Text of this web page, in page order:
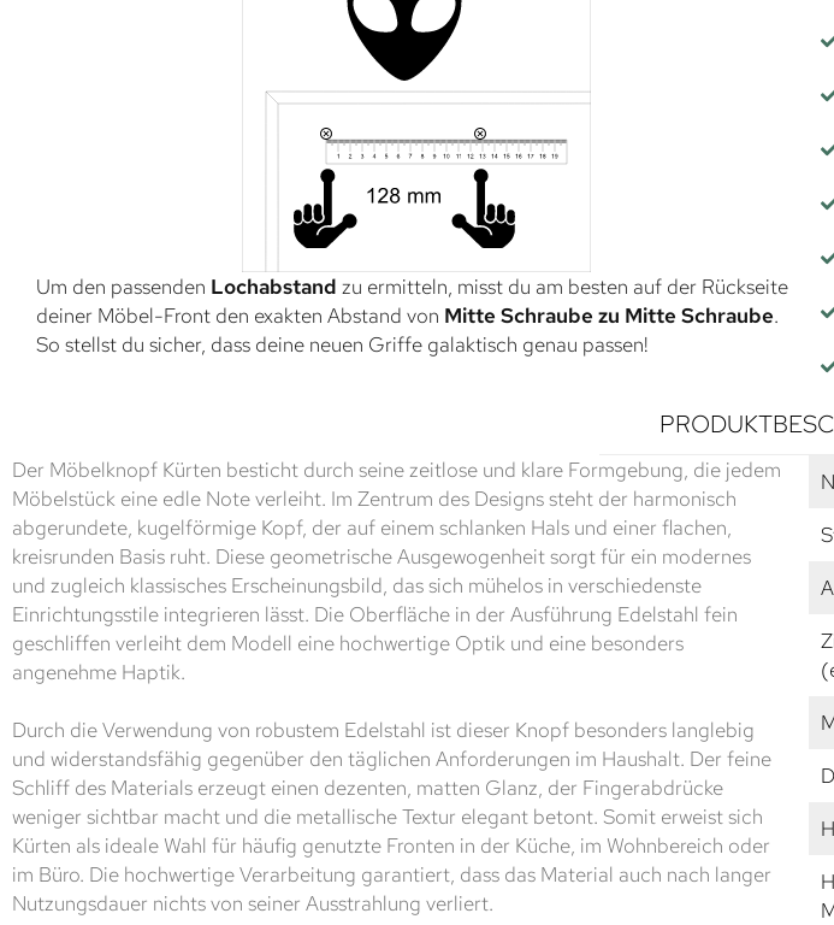
Um den passenden Lochabstand zu ermitteln, misst du am besten auf der Rückseite
deiner Möbel-Front den exakten Abstand von Mitte Schraube zu Mitte Schraube.
So stellst du sicher, dass deine neuen Griffe galaktisch genau passen!
Der Möbelknopf Kürten besticht durch seine zeitlose und klare Formgebung, die jedem
Möbelstück eine edle Note verleiht. Im Zentrum des Designs steht der harmonisch
abgerundete, kugelförmige Kopf, der auf einem schlanken Hals und einer flachen,
kreisrunden Basis ruht. Diese geometrische Ausgewogenheit sorgt für ein modernes
und zugleich klassisches Erscheinungsbild, das sich mühelos in verschiedenste
Einrichtungsstile integrieren lässt. Die Oberfläche in der Ausführung Edelstahl fein
geschliffen verleiht dem Modell eine hochwertige Optik und eine besonders
angenehme Haptik.
Durch die Verwendung von robustem Edelstahl ist dieser Knopf besonders langlebig
und widerstandsfähig gegenüber den täglichen Anforderungen im Haushalt. Der feine
Schliff des Materials erzeugt einen dezenten, matten Glanz, der Fingerabdrücke
weniger sichtbar macht und die metallische Textur elegant betont. Somit erweist sich
Kürten als ideale Wahl für häufig genutzte Fronten in der Küche, im Wohnbereich oder
im Büro. Die hochwertige Verarbeitung garantiert, dass das Material auch nach langer
Nutzungsdauer nichts von seiner Ausstrahlung verliert.